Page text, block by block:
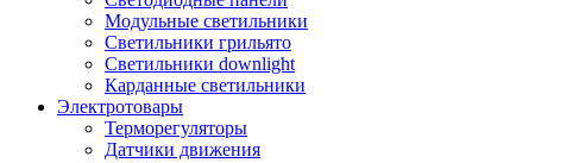
Модульные светильники
Светильники грильято
Светильники downlight
Карданные светильники
Электротовары
Терморегуляторы
Датчики движения